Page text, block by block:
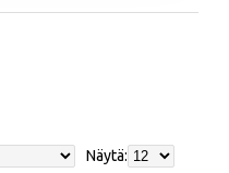
Näytä: